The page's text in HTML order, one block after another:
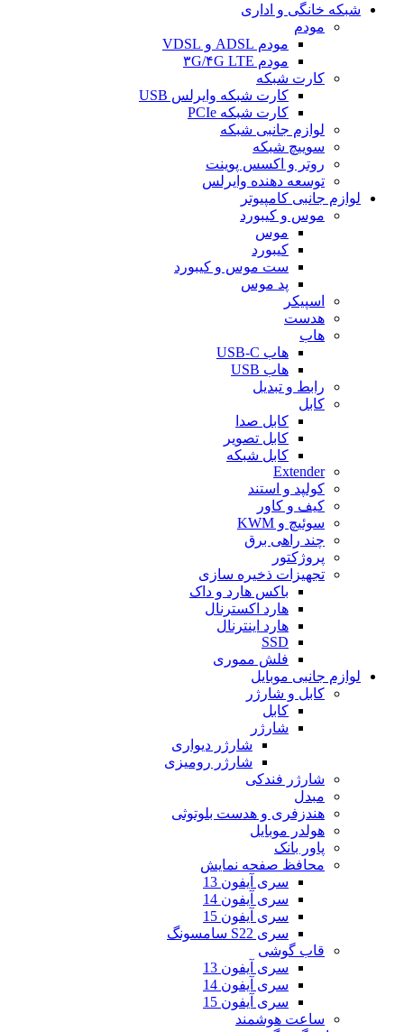
شبکه خانگی و اداری
مودم
مودم ADSL و VDSL
مودم ۳G/۴G LTE
کارت شبکه
کارت شبکه وایرلس USB
کارت شبکه PCIe
لوازم جانبی شبکه
سوییچ شبکه
روتر و اکسس پوینت
توسعه دهنده وایرلس
لوازم جانبی کامپیوتر
موس و کیبورد
موس
کیبورد
ست موس و کیبورد
پد موس
اسپیکر
هدست
هاب
هاب USB-C
هاب USB
رابط و تبدیل
کابل
کابل صدا
کابل تصویر
کابل شبکه
Extender
کولپد و استند
کیف و کاور
سوئیچ و KWM
چند راهی برق
پروژکتور
تجهیزات ذخیره سازی
باکس هارد و داک
هارد اکسترنال
هارد اینترنال
SSD
فلش مموری
لوازم جانبی موبایل
کابل و شارژر
کابل
شارژر
شارژر دیواری
شارژر رومیزی
شارژر فندکی
مبدل
هندزفری و هدست بلوتوثی
هولدر موبایل
پاور بانک
محافظ صفحه نمایش
سری آیفون 13
سری آیفون 14
سری آیفون 15
سری S22 سامسونگ
قاب گوشی
سری آیفون 13
سری آیفون 14
سری آیفون 15
ساعت هوشمند